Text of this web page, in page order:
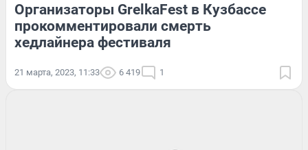
Организаторы GrelkaFest в Кузбассе
прокомментировали смерть
хедлайнера фестиваля
21 марта, 2023, 11:33 6 419 1